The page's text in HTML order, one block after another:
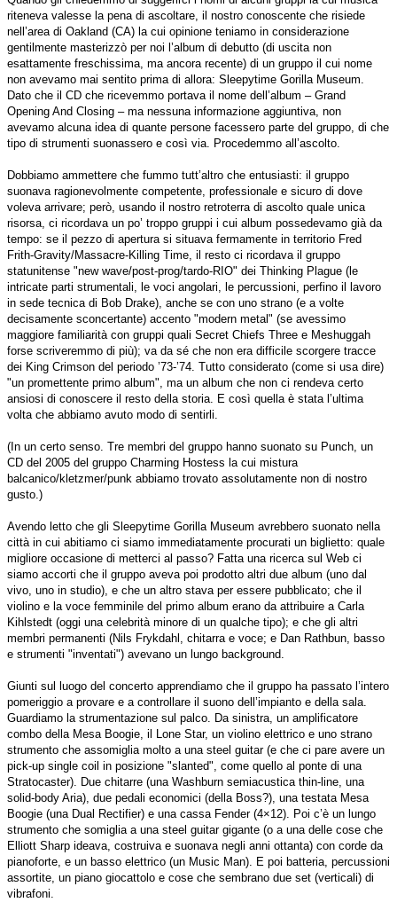
riteneva valesse la pena di ascoltare, il nostro conoscente che risiede
nell’area di Oakland (CA) la cui opinione teniamo in considerazione
gentilmente masterizzò per noi l’album di debutto (di uscita non
esattamente freschissima, ma ancora recente) di un gruppo il cui nome
non avevamo mai sentito prima di allora: Sleepytime Gorilla Museum.
Dato che il CD che ricevemmo portava il nome dell’album – Grand
Opening And Closing – ma nessuna informazione aggiuntiva, non
avevamo alcuna idea di quante persone facessero parte del gruppo, di che
tipo di strumenti suonassero e così via. Procedemmo all’ascolto.
Dobbiamo ammettere che fummo tutt’altro che entusiasti: il gruppo
suonava ragionevolmente competente, professionale e sicuro di dove
voleva arrivare; però, usando il nostro retroterra di ascolto quale unica
risorsa, ci ricordava un po’ troppo gruppi i cui album possedevamo già da
tempo: se il pezzo di apertura si situava fermamente in territorio Fred
Frith-Gravity/Massacre-Killing Time, il resto ci ricordava il gruppo
statunitense "new wave/post-prog/tardo-RIO" dei Thinking Plague (le
intricate parti strumentali, le voci angolari, le percussioni, perfino il lavoro
in sede tecnica di Bob Drake), anche se con uno strano (e a volte
decisamente sconcertante) accento "modern metal" (se avessimo
maggiore familiarità con gruppi quali Secret Chiefs Three e Meshuggah
forse scriveremmo di più); va da sé che non era difficile scorgere tracce
dei King Crimson del periodo ’73-’74. Tutto considerato (come si usa dire)
"un promettente primo album", ma un album che non ci rendeva certo
ansiosi di conoscere il resto della storia. E così quella è stata l’ultima
volta che abbiamo avuto modo di sentirli.
(In un certo senso. Tre membri del gruppo hanno suonato su Punch, un
CD del 2005 del gruppo Charming Hostess la cui mistura
balcanico/kletzmer/punk abbiamo trovato assolutamente non di nostro
gusto.)
Avendo letto che gli Sleepytime Gorilla Museum avrebbero suonato nella
città in cui abitiamo ci siamo immediatamente procurati un biglietto: quale
migliore occasione di metterci al passo? Fatta una ricerca sul Web ci
siamo accorti che il gruppo aveva poi prodotto altri due album (uno dal
vivo, uno in studio), e che un altro stava per essere pubblicato; che il
violino e la voce femminile del primo album erano da attribuire a Carla
Kihlstedt (oggi una celebrità minore di un qualche tipo); e che gli altri
membri permanenti (Nils Frykdahl, chitarra e voce; e Dan Rathbun, basso
e strumenti "inventati") avevano un lungo background.
Giunti sul luogo del concerto apprendiamo che il gruppo ha passato l’intero
pomeriggio a provare e a controllare il suono dell’impianto e della sala.
Guardiamo la strumentazione sul palco. Da sinistra, un amplificatore
combo della Mesa Boogie, il Lone Star, un violino elettrico e uno strano
strumento che assomiglia molto a una steel guitar (e che ci pare avere un
pick-up single coil in posizione "slanted", come quello al ponte di una
Stratocaster). Due chitarre (una Washburn semiacustica thin-line, una
solid-body Aria), due pedali economici (della Boss?), una testata Mesa
Boogie (una Dual Rectifier) e una cassa Fender (4×12). Poi c’è un lungo
strumento che somiglia a una steel guitar gigante (o a una delle cose che
Elliott Sharp ideava, costruiva e suonava negli anni ottanta) con corde da
pianoforte, e un basso elettrico (un Music Man). E poi batteria, percussioni
assortite, un piano giocattolo e cose che sembrano due set (verticali) di
vibrafoni.